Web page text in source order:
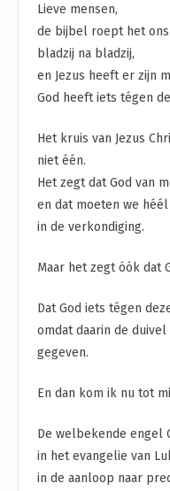
Lieve mensen,
de bijbel roept het
bladzij na bladzij,
en Jezus heeft er zijn
God heeft iets tégen
Het kruis van Jezus
niet één.
Het zegt dat God van
en dat moeten we
in de verkondiging.
Maar het zegt óók dat
Dat God iets tégen
omdat daarin de
gegeven.
En dan kom ik nu tot
De welbekende engel
in het evangelie van
in de aanloop naar